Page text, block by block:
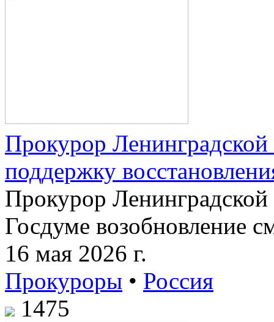
Прокурор Ленинградской
поддержку
Прокурор
Госдуме возобновление
16 мая 2026 г.
Прокуроры • Россия
1475